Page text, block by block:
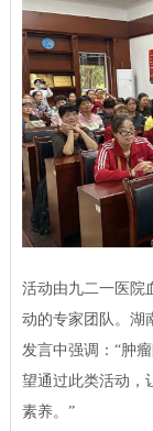
活动由九二一医院
动的专家团队。湖
发言中强调：“肿
望通过此类活动，
素养。”